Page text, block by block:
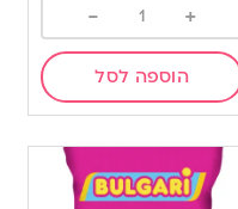
+
-
הוספה לסל